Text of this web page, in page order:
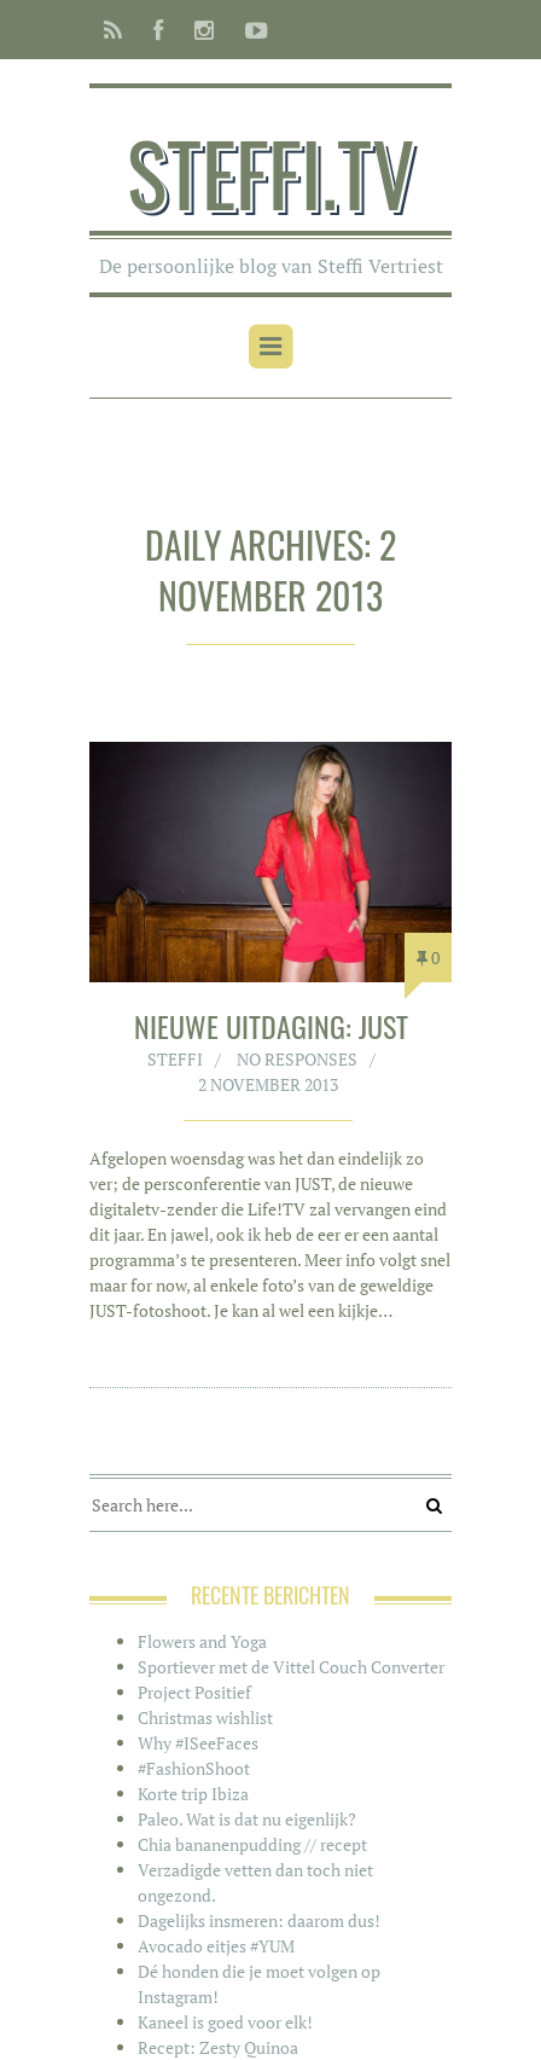
STEFFI.TV
De persoonlijke blog van Steffi Vertriest
DAILY ARCHIVES: 2
NOVEMBER 2013
0
NIEUWE UITDAGING: JUST
STEFFI
NO RESPONSES
2 NOVEMBER 2013
Afgelopen woensdag was het dan eindelijk zo
ver; de persconferentie van JUST, de nieuwe
digitaletv-zender die Life!TV zal vervangen eind
dit jaar. En jawel, ook ik heb de eer er een aantal
programma’s te presenteren. Meer info volgt snel
maar for now, al enkele foto’s van de geweldige
JUST-fotoshoot. Je kan al wel een kijkje…
RECENTE BERICHTEN
Flowers and Yoga
Sportiever met de Vittel Couch Converter
Project Positief
Christmas wishlist
Why #ISeeFaces
#FashionShoot
Korte trip Ibiza
Paleo. Wat is dat nu eigenlijk?
Chia bananenpudding // recept
Verzadigde vetten dan toch niet
ongezond.
Dagelijks insmeren: daarom dus!
Avocado eitjes #YUM
Dé honden die je moet volgen op
Instagram!
Kaneel is goed voor elk!
Recept: Zesty Quinoa